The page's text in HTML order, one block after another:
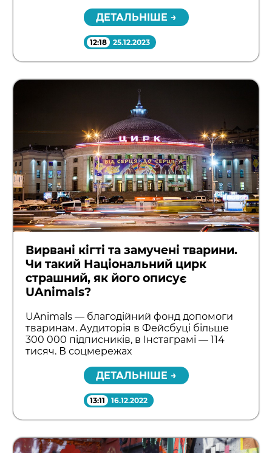
ДЕТАЛЬНІШЕ →
12:18 25.12.2023
Вирвані кігті та замучені тварини.
Чи такий Національний цирк
страшний, як його описує
UAnimals?
UAnimals — благодійний фонд допомоги
тваринам. Аудиторія в Фейсбуці більше
300 000 підписників, в Інстаграмі — 114
тисяч. В соцмережах
ДЕТАЛЬНІШЕ →
13:11 16.12.2022